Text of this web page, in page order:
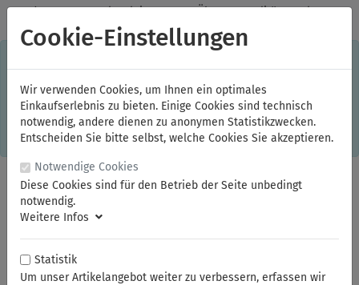
✓Jeden Monat starke Aktionen ✓Über 20 Qualitätsmarken ✓
Kostenlose Lieferung im Inland ab 150,00 Euro Bruttowarenwert
Einkaufserlebnis. Dabei werden beispielsweise die Session-
Informationen oder die Spracheinstellung auf Ihrem Rechner
gespeichert. Ohne Cookies ist der Funktionsumfang des
Online-Shops eingeschränkt. Sind Sie damit nicht
einverstanden, klicken Sie bitte hier.
Cookie-Einstellungen
Wir verwenden Cookies, um Ihnen ein optimales
Einkaufserlebnis zu bieten. Einige Cookies sind technisch
notwendig, andere dienen zu anonymen Statistikzwecken.
Entscheiden Sie bitte selbst, welche Cookies Sie akzeptieren.
Notwendige Cookies
Diese Cookies sind für den Betrieb der Seite unbedingt
notwendig.
Weitere Infos
Statistik
Um unser Artikelangebot weiter zu verbessern, erfassen wir